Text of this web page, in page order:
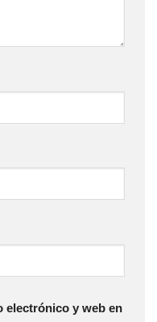
electrónico y web en